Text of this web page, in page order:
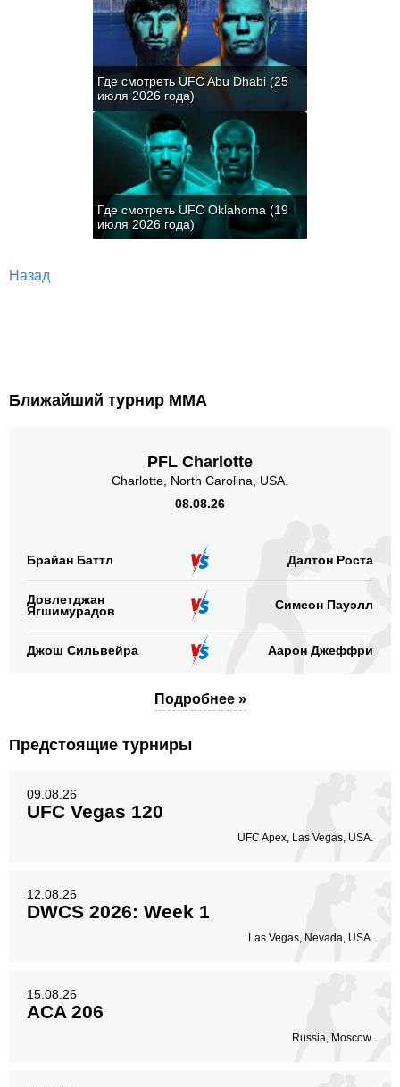
Где смотреть UFC Abu Dhabi (25
июля 2026 года)
Где смотреть UFC Oklahoma (19
июля 2026 года)
Назад
Ближайший турнир ММА
PFL Charlotte
Charlotte, North Carolina, USA.
08.08.26
Брайан Баттл Далтон Роста
Довлетджан
Ягшимурадов
Симеон Пауэлл
Джош Сильвейра Аарон Джеффри
Подробнее »
Предстоящие турниры
09.08.26
UFC Vegas 120
UFC Apex, Las Vegas, USA.
12.08.26
DWCS 2026: Week 1
Las Vegas, Nevada, USA.
15.08.26
ACA 206
Russia, Moscow.